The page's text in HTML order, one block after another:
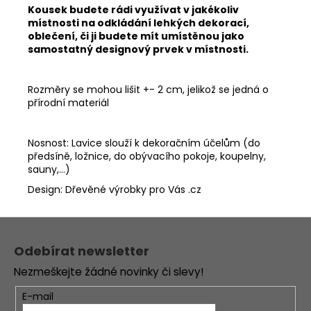
Kousek budete rádi využívat v jakékoliv
místnosti na odkládání lehkých dekorací,
oblečení, či ji budete mít umístěnou jako
samostatný designový prvek v místnosti.
Rozměry se mohou lišit +- 2 cm, jelikož se jedná o
přírodní materiál
Nosnost: Lavice slouží k dekoračním účelům (do
předsíně, ložnice, do obývacího pokoje, koupelny,
sauny,...)
Design: Dřevěné výrobky pro Vás .cz
Z
Odebírat newsletter
Nezmeškejte žádné novinky či slevy!
E-mail